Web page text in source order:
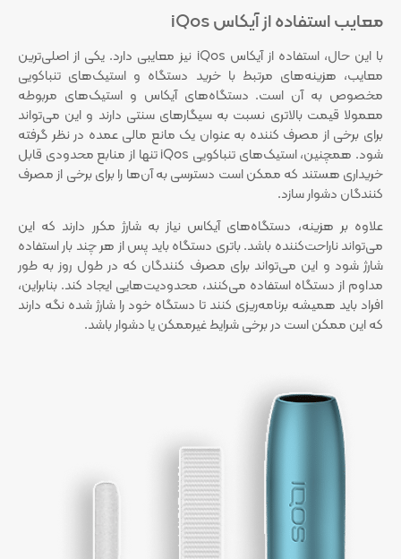
معایب استفاده از آیکاس iQos
با این حال، استفاده از آیکاس iQos نیز معایبی دارد. یکی از اصلی‌ترین
معایب، هزینه‌های مرتبط با خرید دستگاه و استیک‌های تنباکویی
مخصوص به آن است. دستگاه‌های آیکاس و استیک‌های مربوطه
معمولا قیمت بالاتری نسبت به سیگارهای سنتی دارند و این می‌تواند
برای برخی از مصرف کننده به عنوان یک مانع مالی عمده در نظر گرفته
شود. همچنین، استیک‌های تنباکویی iQos تنها از منابع محدودی قابل
خریداری هستند که ممکن است دسترسی به آن‌ها را برای برخی از مصرف
کنندگان دشوار سازد.
علاوه بر هزینه، دستگاه‌های آیکاس نیاز به شارژ مکرر دارند که این
می‌تواند ناراحت‌کننده باشد. باتری دستگاه باید پس از هر چند بار استفاده
شارژ شود و این می‌تواند برای مصرف کنندگان که در طول روز به طور
مداوم از دستگاه استفاده می‌کنند، محدودیت‌هایی ایجاد کند. بنابراین،
افراد باید همیشه برنامه‌ریزی کنند تا دستگاه خود را شارژ شده نگه دارند
که این ممکن است در برخی شرایط غیرممکن یا دشوار باشد.